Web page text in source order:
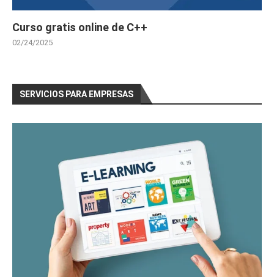
Curso gratis online de C++
02/24/2025
SERVICIOS PARA EMPRESAS